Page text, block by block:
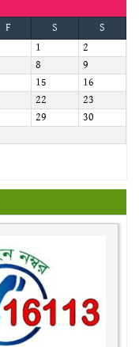
F S
S
1
2
8
9
15
16
22
23
29
30